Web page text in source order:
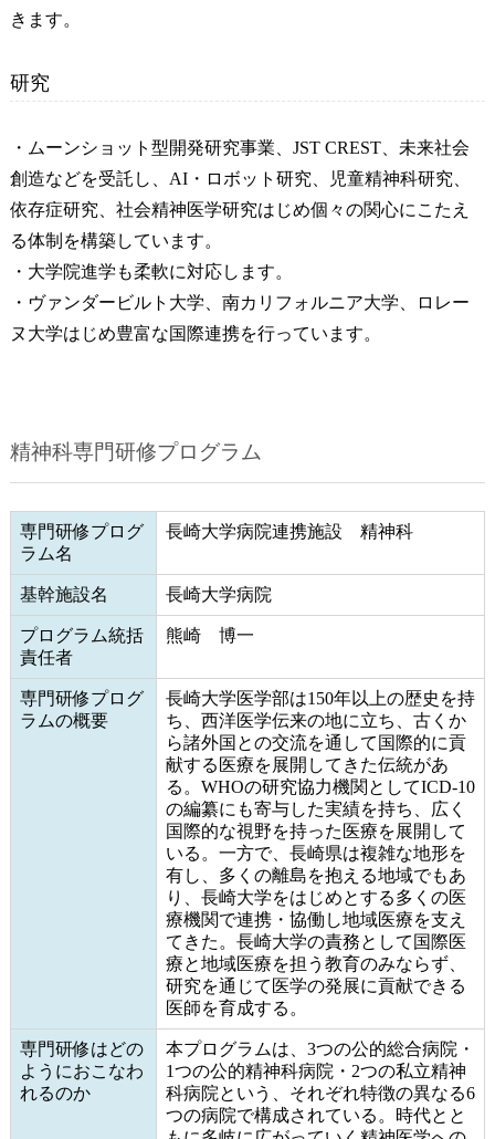
きます。
研究
・ムーンショット型開発研究事業、JST CREST、未来社会
創造などを受託し、AI・ロボット研究、児童精神科研究、
依存症研究、社会精神医学研究はじめ個々の関心にこたえ
る体制を構築しています。
・大学院進学も柔軟に対応します。
・ヴァンダービルト大学、南カリフォルニア大学、ロレー
ヌ大学はじめ豊富な国際連携を行っています。
精神科専門研修プログラム
専門研修プログ
ラム名
長崎大学病院連携施設 精神科
基幹施設名 長崎大学病院
プログラム統括
責任者
熊崎 博一
専門研修プログ
ラムの概要
長崎大学医学部は150年以上の歴史を持
ち、西洋医学伝来の地に立ち、古くか
ら諸外国との交流を通して国際的に貢
献する医療を展開してきた伝統があ
る。WHOの研究協力機関としてICD-10
の編纂にも寄与した実績を持ち、広く
国際的な視野を持った医療を展開して
いる。一方で、長崎県は複雑な地形を
有し、多くの離島を抱える地域でもあ
り、長崎大学をはじめとする多くの医
療機関で連携・協働し地域医療を支え
てきた。長崎大学の責務として国際医
療と地域医療を担う教育のみならず、
研究を通じて医学の発展に貢献できる
医師を育成する。
専門研修はどの
ようにおこなわ
れるのか
本プログラムは、3つの公的総合病院・
1つの公的精神科病院・2つの私立精神
科病院という、それぞれ特徴の異なる6
つの病院で構成されている。時代とと